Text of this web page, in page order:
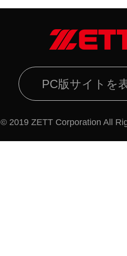
PC版サイトを
© 2019 ZETT Corporation All